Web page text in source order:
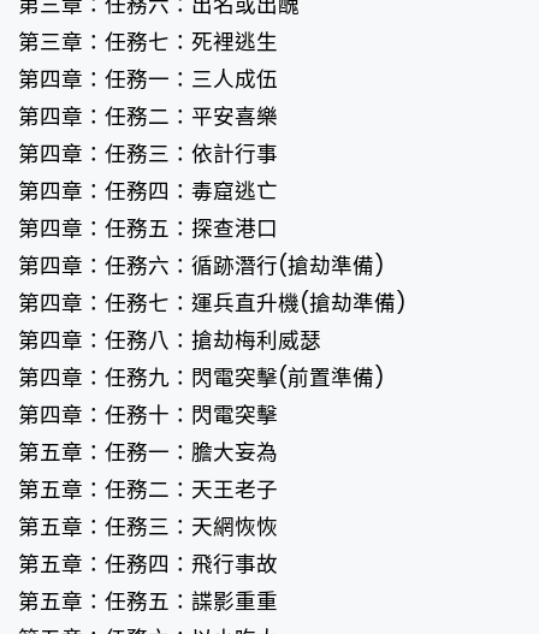
第三章：任務七：死裡逃生
第四章：任務一：三人成伍
第四章：任務二：平安喜樂
第四章：任務三：依計行事
第四章：任務四：毒窟逃亡
第四章：任務五：探查港口
第四章：任務六：循跡潛行(搶劫準備)
第四章：任務七：運兵直升機(搶劫準備)
第四章：任務八：搶劫梅利威瑟
第四章：任務九：閃電突擊(前置準備)
第四章：任務十：閃電突擊
第五章：任務一：膽大妄為
第五章：任務二：天王老子
第五章：任務三：天網恢恢
第五章：任務四：飛行事故
第五章：任務五：諜影重重